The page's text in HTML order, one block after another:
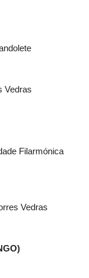
Vedras
Filarmónica
Vedras